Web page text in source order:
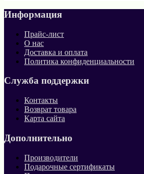
Информация
Прайс-лист
О нас
Доставка и оплата
Политика конфиденциальности
Служба поддержки
Контакты
Возврат товара
Карта сайта
Дополнительно
Производители
Подарочные сертификаты